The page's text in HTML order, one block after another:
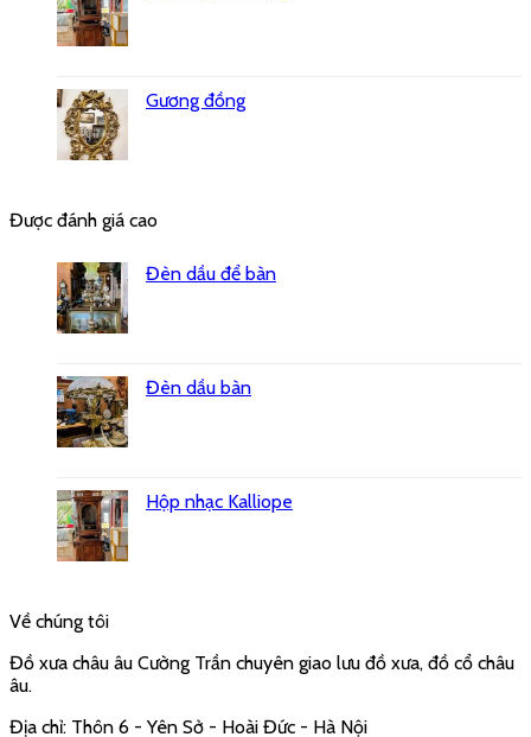
Gương đồng
Được đánh giá cao
Đèn dầu để bàn
Đèn dầu bàn
Hộp nhạc Kalliope
Về chúng tôi
Đồ xưa châu âu Cường Trần chuyên giao lưu đồ xưa, đồ cổ châu
âu.
Địa chỉ: Thôn 6 - Yên Sở - Hoài Đức - Hà Nội